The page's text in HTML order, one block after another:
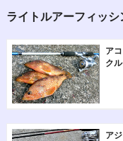
ライトルアーフィッ
ア
ク
ア